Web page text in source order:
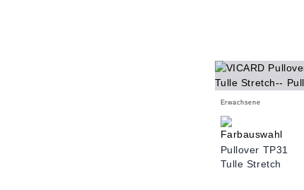
Erwachsene
Pullover TP31
Tulle Stretch